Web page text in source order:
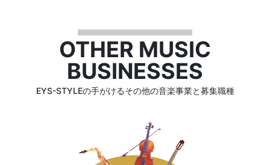
OTHER MUSIC
BUSINESSES
EYS-STYLEの手がけるその他の音楽事業と募集職種